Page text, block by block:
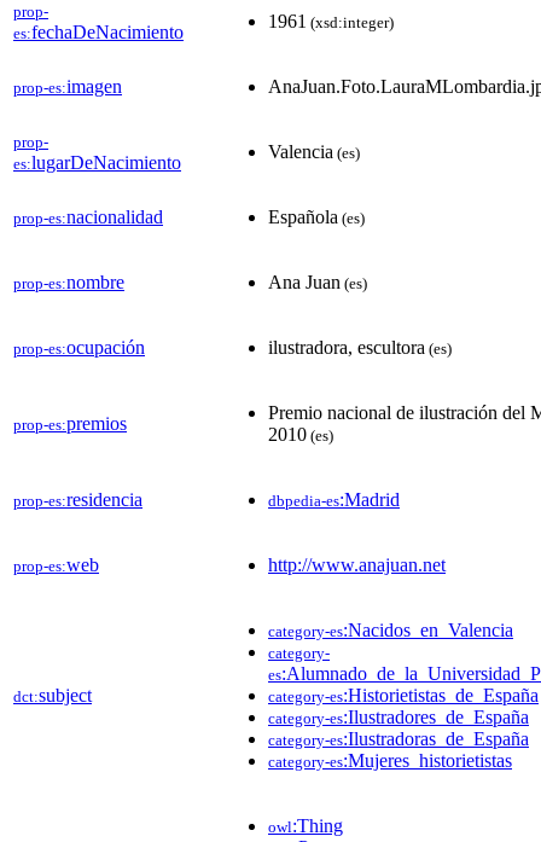
prop-
es:fechaDeNacimiento
1961 (xsd:integer)
prop-es:imagen
prop-
es:lugarDeNacimiento
Valencia (es)
prop-es:nacionalidad Española (es)
prop-es:nombre Ana Juan (es)
prop-es:ocupación ilustradora, escultora (es)
prop-es:premios
Premio nacional de ilustración del
2010 (es)
prop-es:residencia dbpedia-es:Madrid
prop-es:web http://www.anajuan.net
dct:subject
category-es:Nacidos_en_Valencia
category-
es
category-es:Historietistas_de_España
category-es:Ilustradores_de_España
category-es:Ilustradoras_de_España
category-es:Mujeres_historietistas
owl:Thing